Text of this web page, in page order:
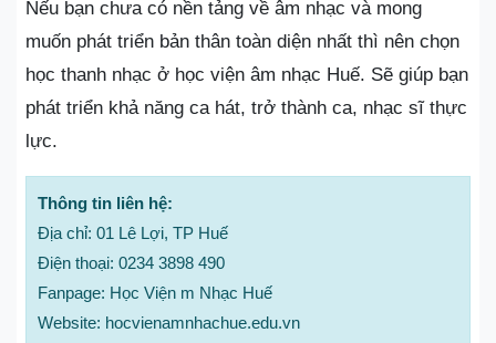
Nếu bạn chưa có nền tảng về âm nhạc và mong
muốn phát triển bản thân toàn diện nhất thì nên chọn
học thanh nhạc ở học viện âm nhạc Huế. Sẽ giúp bạn
phát triển khả năng ca hát, trở thành ca, nhạc sĩ thực
lực.
Thông tin liên hệ:
Địa chỉ: 01 Lê Lợi, TP Huế
Điện thoại: 0234 3898 490
Fanpage: Học Viện m Nhạc Huế
Website: hocvienamnhachue.edu.vn